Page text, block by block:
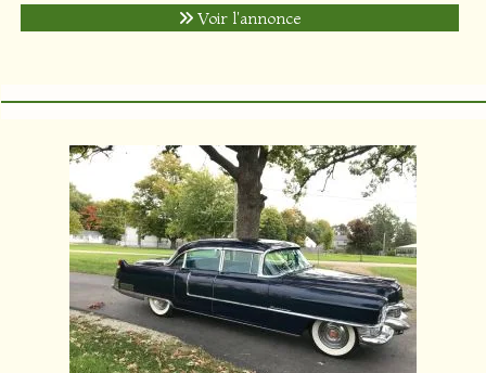
Voir l'annonce